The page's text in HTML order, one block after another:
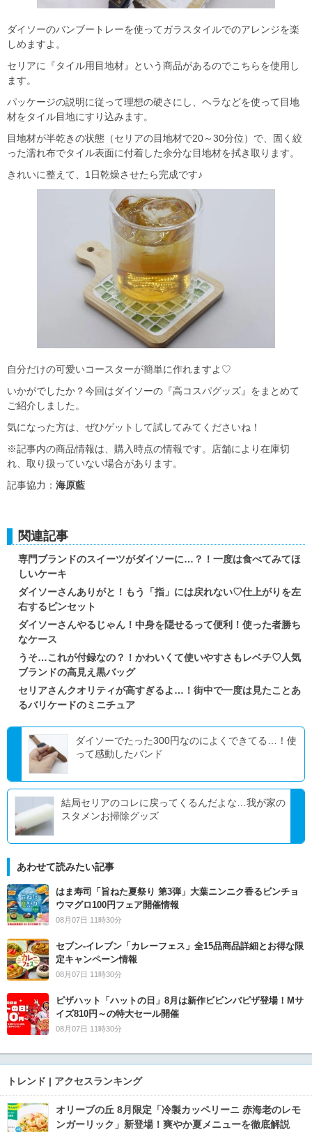
ダイソーのバンブートレーを使ってガラスタイルでのアレンジを楽
しめますよ。
セリアに『タイル用目地材』という商品があるのでこちらを使用し
ます。
パッケージの説明に従って理想の硬さにし、ヘラなどを使って目地
材をタイル目地にすり込みます。
目地材が半乾きの状態（セリアの目地材で20～30分位）で、固く絞
った濡れ布でタイル表面に付着した余分な目地材を拭き取ります。
きれいに整えて、1日乾燥させたら完成です♪
自分だけの可愛いコースターが簡単に作れますよ♡
いかがでしたか？今回はダイソーの『高コスパグッズ』をまとめて
ご紹介しました。
気になった方は、ぜひゲットして試してみてくださいね！
※記事内の商品情報は、購入時点の情報です。店舗により在庫切
れ、取り扱っていない場合があります。
記事協力： 海原藍
関連記事
専門ブランドのスイーツがダイソーに…？！一度は食べてみてほ
しいケーキ
ダイソーさんありがと！もう「指」には戻れない♡仕上がりを左
右するピンセット
ダイソーさんやるじゃん！中身を隠せるって便利！使った者勝ち
なケース
うそ…これが付録なの？！かわいくて使いやすさもレベチ♡人気
ブランドの高見え黒バッグ
セリアさんクオリティが高すぎるよ…！街中で一度は見たことあ
るバリケードのミニチュア
ダイソーでたった300円なのによくできてる…！使
って感動したバンド
結局セリアのコレに戻ってくるんだよな…我が家の
スタメンお掃除グッズ
あわせて読みたい記事
はま寿司「旨ねた夏祭り 第3弾」大葉ニンニク香るビンチョ
ウマグロ100円フェア開催情報
08月07日 11時30分
セブン‐イレブン「カレーフェス」全15品商品詳細とお得な限
定キャンペーン情報
08月07日 11時30分
ピザハット「ハットの日」8月は新作ビビンバピザ登場！Mサ
イズ810円～の特大セール開催
08月07日 11時30分
トレンド | アクセスランキング
オリーブの丘 8月限定「冷製カッペリーニ 赤海老のレモ
ンガーリック」新登場！爽やか夏メニューを徹底解説